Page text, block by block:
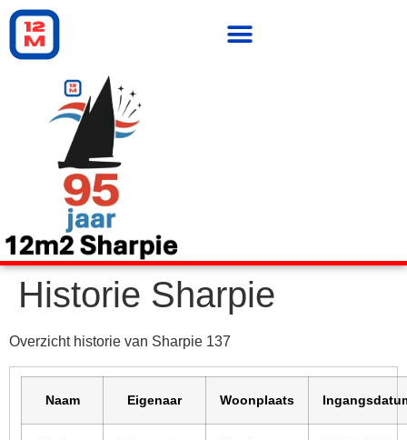
Historie Sharpie
Overzicht historie van Sharpie 137
Naam Eigenaar Woonplaats